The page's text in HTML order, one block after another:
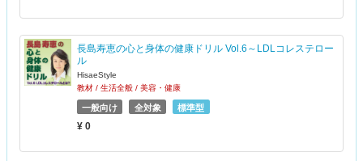
長島寿恵の心と身体の健康ドリル Vol.6～LDLコレステロー
ル
HisaeStyle
教材 / 生活全般 / 美容・健康
一般向け 全対象 標準型
¥ 0